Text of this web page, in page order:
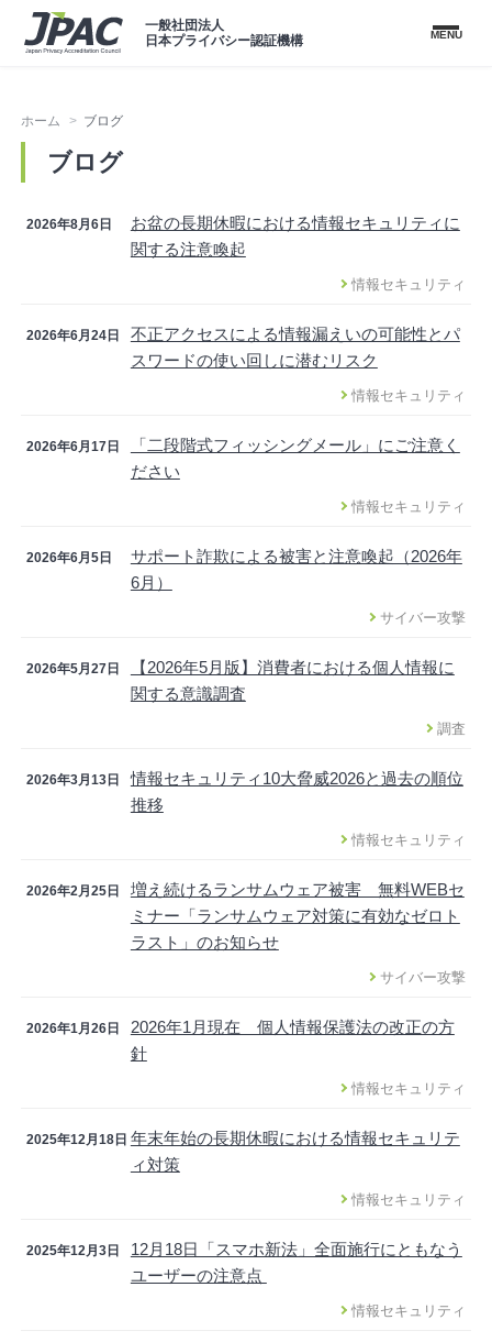
一般社団法人
日本プライバシー認証機構
MENU
ホーム ブログ
ブログ
2026年8月6日
お盆の長期休暇における情報セキュリティに
関する注意喚起
情報セキュリティ
2026年6月24日
不正アクセスによる情報漏えいの可能性とパ
スワードの使い回しに潜むリスク
情報セキュリティ
2026年6月17日
「二段階式フィッシングメール」にご注意く
ださい
情報セキュリティ
2026年6月5日
サポート詐欺による被害と注意喚起（2026年
6月）
サイバー攻撃
2026年5月27日
【2026年5月版】消費者における個人情報に
関する意識調査
調査
2026年3月13日
情報セキュリティ10大脅威2026と過去の順位
推移
情報セキュリティ
2026年2月25日
増え続けるランサムウェア被害 無料WEBセ
ミナー「ランサムウェア対策に有効なゼロト
ラスト」のお知らせ
サイバー攻撃
2026年1月26日
2026年1月現在 個人情報保護法の改正の方
針
情報セキュリティ
2025年12月18日 年末年始の長期休暇における情報セキュリテ
ィ対策
情報セキュリティ
2025年12月3日
12月18日「スマホ新法」全面施行にともなう
ユーザーの注意点
情報セキュリティ